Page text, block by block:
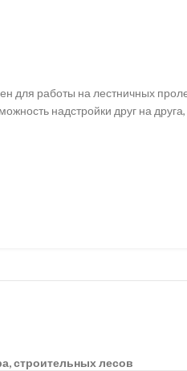
для работы на лестничных
надстройки друг на
строительных лесов